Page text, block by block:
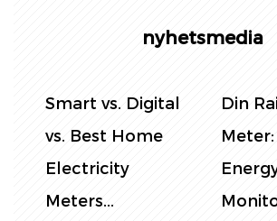
nyhetsmedia
Smart vs. Digital
vs. Best Home
Electricity
Meters...
Din